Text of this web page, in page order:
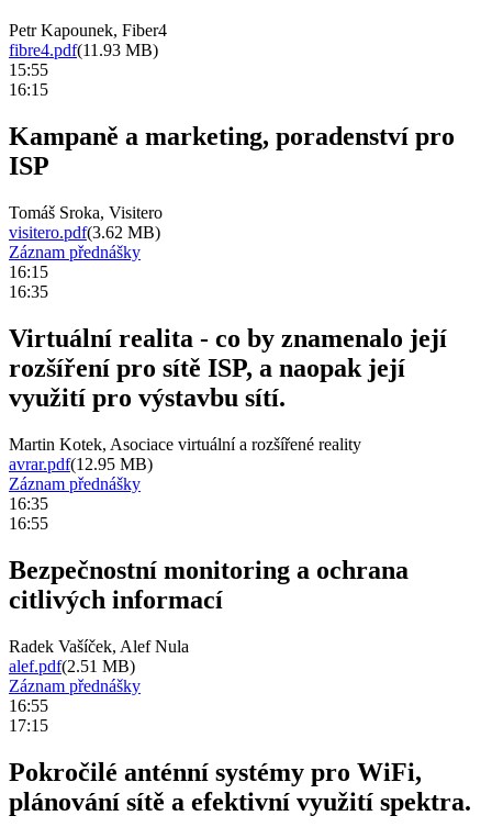
Petr Kapounek, Fiber4
fibre4.pdf(11.93 MB)
15:55
16:15
Kampaně a marketing, poradenství pro
ISP
Tomáš Sroka, Visitero
visitero.pdf(3.62 MB)
Záznam přednášky
16:15
16:35
Virtuální realita - co by znamenalo její
rozšíření pro sítě ISP, a naopak její
využití pro výstavbu sítí.
Martin Kotek, Asociace virtuální a rozšířené reality
avrar.pdf(12.95 MB)
Záznam přednášky
16:35
16:55
Bezpečnostní monitoring a ochrana
citlivých informací
Radek Vašíček, Alef Nula
alef.pdf(2.51 MB)
Záznam přednášky
16:55
17:15
Pokročilé anténní systémy pro WiFi,
plánování sítě a efektivní využití spektra.